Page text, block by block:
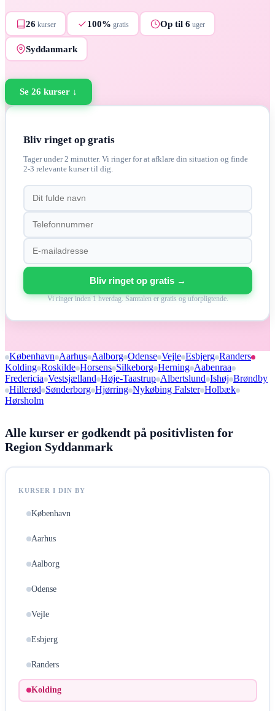
26 kurser 100% gratis Op til 6 uger
Syddanmark
Se 26 kurser ↓
Bliv ringet op gratis
Tager under 2 minutter. Vi ringer for at afklare din situation og finde
2-3 relevante kurser til dig.
Bliv ringet op gratis →
Vi ringer inden 1 hverdag. Samtalen er gratis og uforpligtende.
København Aarhus Aalborg Odense Vejle Esbjerg Randers
Kolding Roskilde Horsens Silkeborg Herning Aabenraa
Fredericia Vestsjælland Høje-Taastrup Albertslund Ishøj Brøndby
Hillerød Sønderborg Hjørring Nykøbing Falster Holbæk
Hørsholm
Alle kurser er godkendt på positivlisten for
Region Syddanmark
KURSER I DIN BY
København
Aarhus
Aalborg
Odense
Vejle
Esbjerg
Randers
Kolding